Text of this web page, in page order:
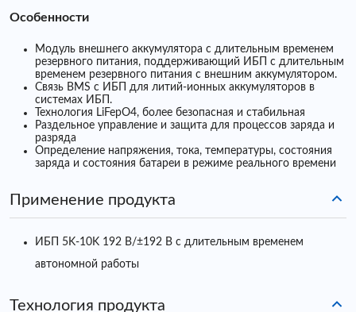
Особенности
Модуль внешнего аккумулятора с длительным временем
резервного питания, поддерживающий ИБП с длительным
временем резервного питания с внешним аккумулятором.
Связь BMS с ИБП для литий-ионных аккумуляторов в
системах ИБП.
Технология LiFepO4, более безопасная и стабильная
Раздельное управление и защита для процессов заряда и
разряда
Определение напряжения, тока, температуры, состояния
заряда и состояния батареи в режиме реального времени
Применение продукта
ИБП 5K-10K 192 В/±192 В с длительным временем
автономной работы
Технология продукта